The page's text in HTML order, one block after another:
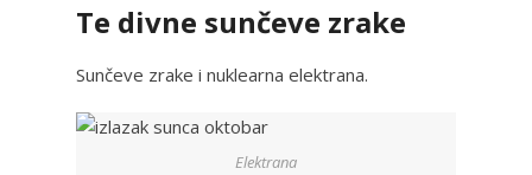
Te divne sunčeve zrake
Sunčeve zrake i nuklearna elektrana.
Elektrana